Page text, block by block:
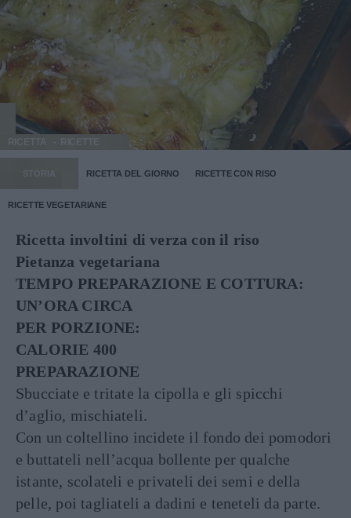
RICETTA
STORIA RICETTA DEL GIORNO RICETTE CON RISO
RICETTE VEGETARIANE
Ricetta involtini di verza con il riso
Pietanza vegetariana
TEMPO PREPARAZIONE E COTTURA:
UN’ORA CIRCA
PER PORZIONE:
CALORIE 400
PREPARAZIONE
Sbucciate e tritate la cipolla e gli spicchi
d’aglio, mischiateli.
Con un coltellino incidete il fondo dei pomodori
e buttateli nell’acqua bollente per qualche
istante, scolateli e privateli dei semi e della
pelle, poi tagliateli a dadini e teneteli da parte.